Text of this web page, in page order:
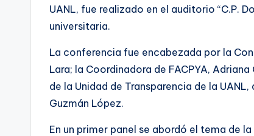
UANL, fue realizado en el auditorio “C.P.
universitaria.
La conferencia fue encabezada por la
Lara; la Coordinadora de FACPYA,
de la Unidad de Transparencia de la
Guzmán López.
En un primer panel se abordó el tema de